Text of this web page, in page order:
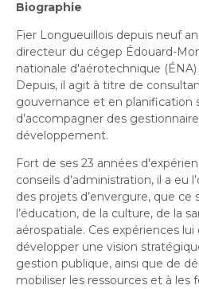
Bureau de l’éthique et de
contractuelle
une
Bureau protecteur citoyen
Centre-ville de Longueuil
Centre-ville de Longueuil
Cour municipale et
Cour municipale et
Gouvernance et saine
Gouvernance et saine
Office de participation
Office de participation
dans
une
Politiques municipales
Politiques municipales
Réclamations
Réclamations
Vérificatrice générale
Vérificatrice générale
Biographie
Fier Longueuillois depuis neuf
directeur du cégep Édouard-
nationale d'aérotechnique
Depuis, il agit à titre de
gouvernance et en planification
d’accompagner des
développement.
Fort de ses 23 années
conseils d’administration, il a eu
des projets d’envergure, que ce
l’éducation, de la culture, de la
aérospatiale. Ces expériences
développer une vision
gestion publique, ainsi que de
mobiliser les ressources et à les